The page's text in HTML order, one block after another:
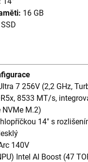
16 GB
7 256V (2,2 GHz,
8533 MT/s,
NVMe M.2)
14" s
140V
Intel AI Boost (47